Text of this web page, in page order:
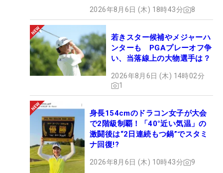
2026年8月6日 (木) 18時43分 8
若きスター候補やメジャーハ
ンターも PGAプレーオフ争
い、当落線上の大物選手は？
2026年8月6日 (木) 14時02分
1
身長154cmのドラコン女子が大会
で2階級制覇！「40°近い気温」の
激闘後は“2日連続もつ鍋”でスタミ
ナ回復!?
2026年8月6日 (木) 10時43分 9